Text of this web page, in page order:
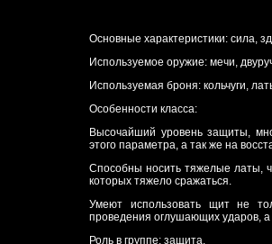
Основные характеристики: сила,
Используемое оружие: мечи,
Используемая броня: кольчуги,
Особенности класса:
Высочайший уровень защиты,
этого параметра, а так же на
Способны носить тяжелые латы,
которых тяжело сражаться.
Умеют использовать щит не
проведения оглушающих ударов,
Роль в группе: защита.